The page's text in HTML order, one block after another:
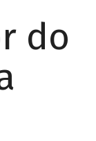
do